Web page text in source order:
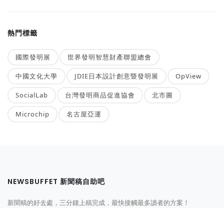
熱門標籤
國際發明展 世界發明智慧財產聯盟總會
中國文化大學 JDIE日本設計創意暨發明展 OpView
SocialLab 台灣發明商品促進協會 北市圖
Microchip 名古屋亞運
NEWSBUFFET 新聞稿自助吧
新聞稿的好去處，三分鐘上稿完成，最快接觸最多讀者的方案！